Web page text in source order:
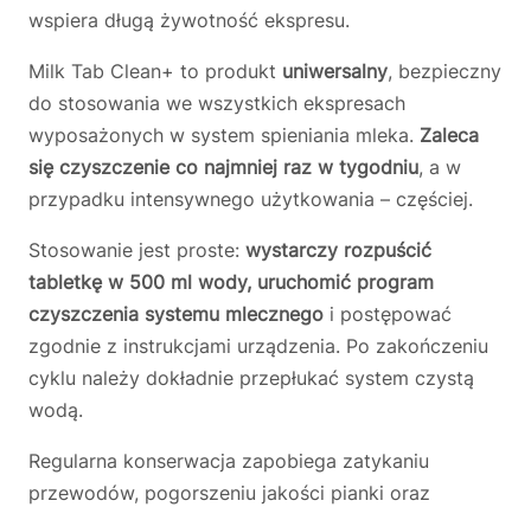
wspiera długą żywotność ekspresu.
Milk Tab Clean+ to produkt uniwersalny, bezpieczny
do stosowania we wszystkich ekspresach
wyposażonych w system spieniania mleka. Zaleca
się czyszczenie co najmniej raz w tygodniu, a w
przypadku intensywnego użytkowania – częściej.
Stosowanie jest proste: wystarczy rozpuścić
tabletkę w 500 ml wody, uruchomić program
czyszczenia systemu mlecznego i postępować
zgodnie z instrukcjami urządzenia. Po zakończeniu
cyklu należy dokładnie przepłukać system czystą
wodą.
Regularna konserwacja zapobiega zatykaniu
przewodów, pogorszeniu jakości pianki oraz